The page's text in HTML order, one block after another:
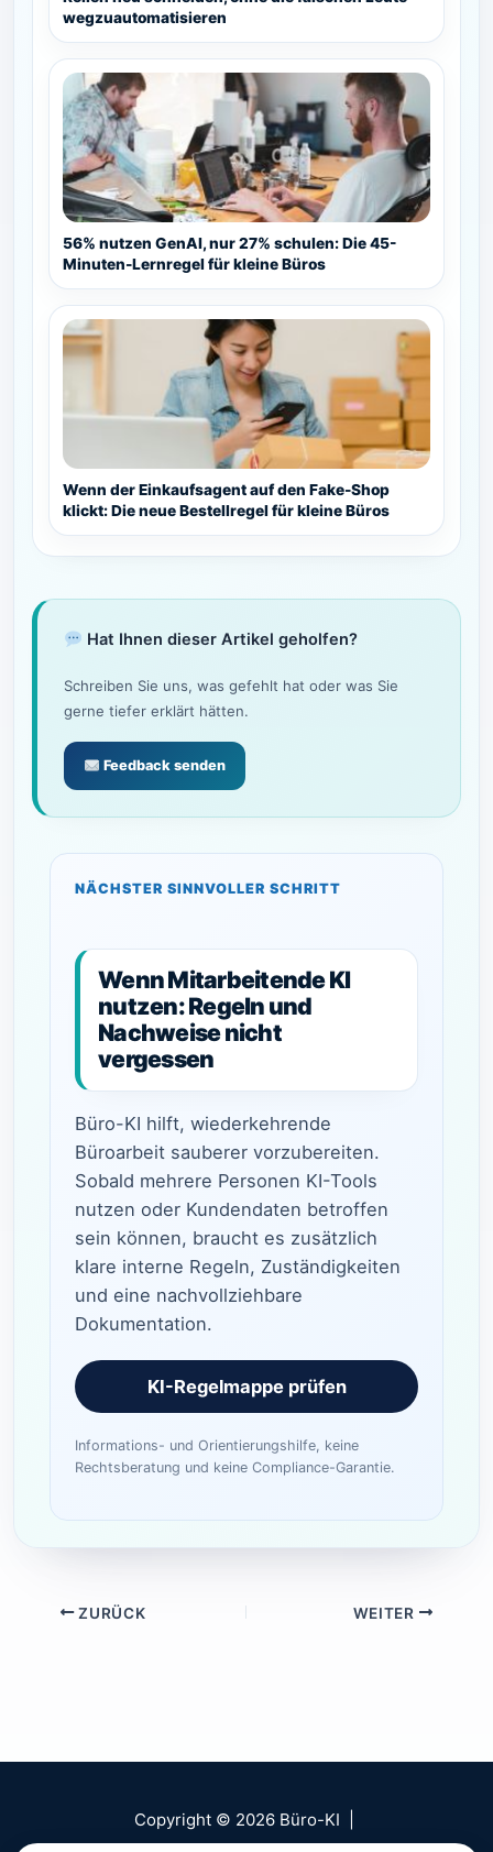
wegzuautomatisieren
56% nutzen GenAI, nur 27% schulen: Die 45-
Minuten-Lernregel für kleine Büros
Wenn der Einkaufsagent auf den Fake-Shop
klickt: Die neue Bestellregel für kleine Büros
Hat Ihnen dieser Artikel geholfen?
Schreiben Sie uns, was gefehlt hat oder was Sie
gerne tiefer erklärt hätten.
Feedback senden
NÄCHSTER SINNVOLLER SCHRITT
Wenn Mitarbeitende KI
nutzen: Regeln und
Nachweise nicht
vergessen
Büro-KI hilft, wiederkehrende
Büroarbeit sauberer vorzubereiten.
Sobald mehrere Personen KI-Tools
nutzen oder Kundendaten betroffen
sein können, braucht es zusätzlich
klare interne Regeln, Zuständigkeiten
und eine nachvollziehbare
Dokumentation.
KI-Regelmappe prüfen
Informations- und Orientierungshilfe, keine
Rechtsberatung und keine Compliance-Garantie.
ZURÜCK WEITER
Copyright © 2026 Büro-KI |